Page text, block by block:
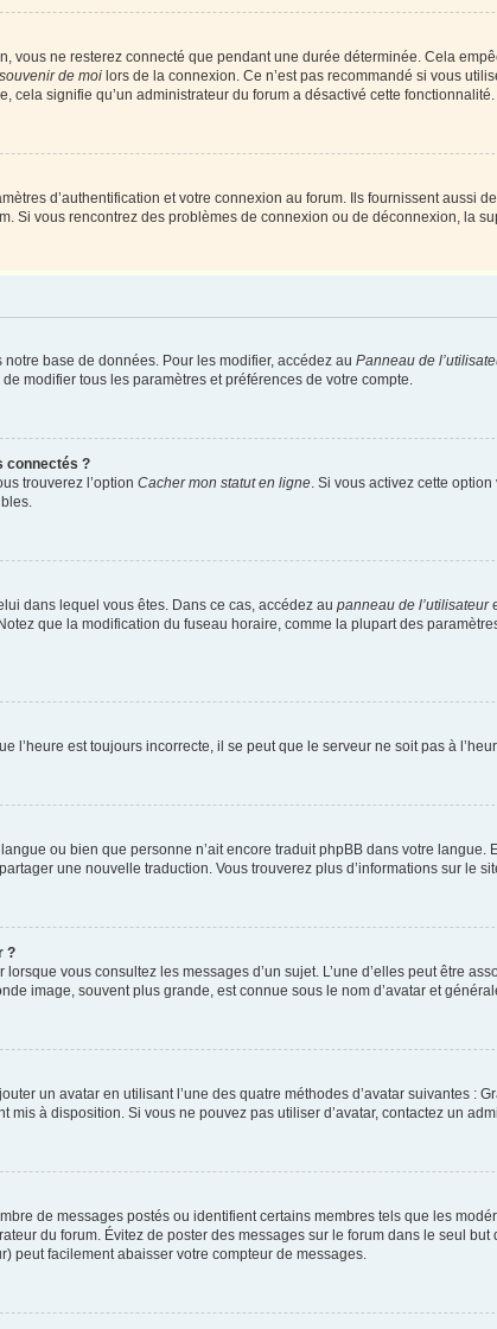
vous ne resterez connecté que pendant une durée déterminée. Cela
de moi lors de la connexion. Ce n’est pas recommandé si vous
cela signifie qu’un administrateur du forum a désactivé cette fonctionnalité.
d’authentification et votre connexion au forum. Ils fournissent aussi
Si vous rencontrez des problèmes de connexion ou de déconnexion, la
base de données. Pour les modifier, accédez au Panneau de
modifier tous les paramètres et préférences de votre compte.
connectés ?
trouverez l’option Cacher mon statut en ligne. Si vous activez cette
dans lequel vous êtes. Dans ce cas, accédez au panneau de l’utilisateur
que la modification du fuseau horaire, comme la plupart des
l’heure est toujours incorrecte, il se peut que le serveur ne soit pas à
ou bien que personne n’ait encore traduit phpBB dans votre
une nouvelle traduction. Vous trouverez plus d’informations sur le
?
vous consultez les messages d’un sujet. L’une d’elles peut être
image, souvent plus grande, est connue sous le nom d’avatar et
un avatar en utilisant l’une des quatre méthodes d’avatar suivantes :
à disposition. Si vous ne pouvez pas utiliser d’avatar, contactez un
de messages postés ou identifient certains membres tels que les
du forum. Évitez de poster des messages sur le forum dans le seul
peut facilement abaisser votre compteur de messages.